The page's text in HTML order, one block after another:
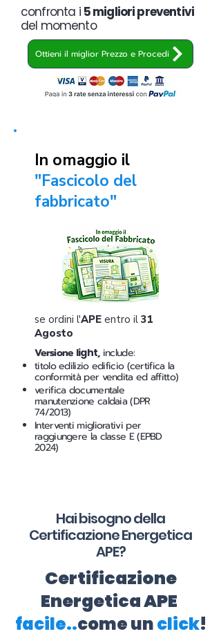
confronta i 5 migliori preventivi
del momento
Ottieni il miglior Prezzo e Procedi
In omaggio il
"Fascicolo del
fabbricato"
se ordini l'APE entro il 31
Agosto
Versione light,include:
titolo edilizio edificio (certifica la
conformità per vendita ed affitto)
verifica documentale
manutenzione caldaia (DPR
74/2013)
Interventi migliorativi per
raggiungere la classe E (EPBD
2024)
Hai bisogno della
Certificazione Energetica
APE?
Certificazione
Energetica APE
facile..come unclick!